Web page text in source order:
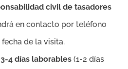
civil de tasadores
en contacto por teléfono
de la visita.
4 días laborables (1-2 días